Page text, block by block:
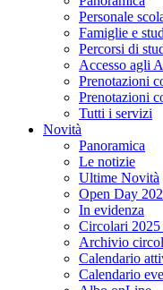
Personale
Famiglie e
Percorsi di
Accesso agli
Prenotazioni
Prenotazioni
Tutti i servizi
Novità
Panoramica
Le notizie
Ultime Novità
Open Day
In evidenza
Circolari 2025
Archivio
Calendario
Calendario